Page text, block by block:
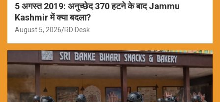
5 अगस्त 2019: अनुच्छेद 370 हटने के बाद Jammu
Kashmir में क्या बदला?
August 5, 2026 RD Desk